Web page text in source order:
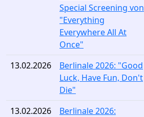
Special Screening von
"Everything
Everywhere All At
Once"
13.02.2026
Berlinale 2026: "Good
Luck, Have Fun, Don't
Die"
13.02.2026
Berlinale 2026: